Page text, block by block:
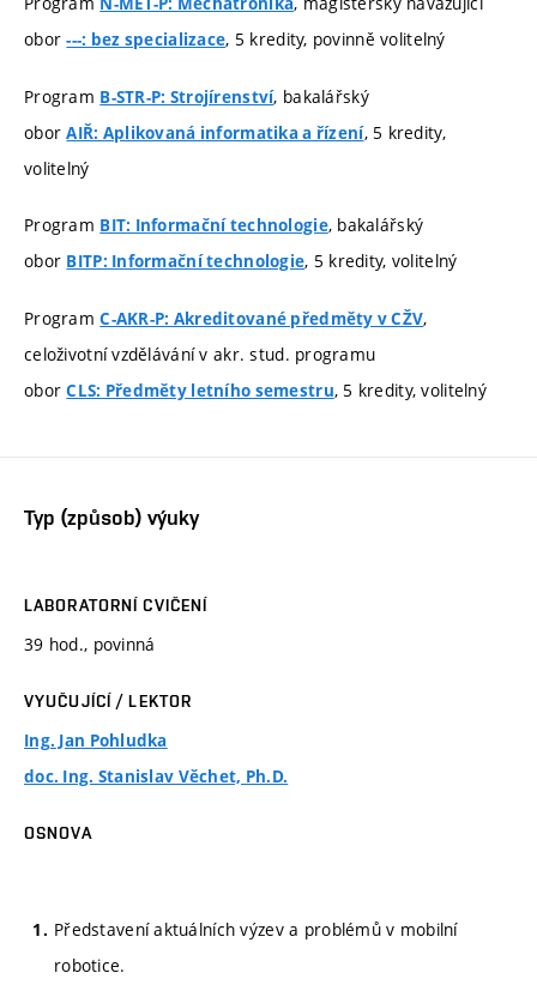
obor---: bez specializace, 5 kredity, povinně volitelný
Program B-STR-P: Strojírenství, bakalářský
oborAIŘ: Aplikovaná informatika a řízení, 5 kredity,
volitelný
Program BIT: Informační technologie, bakalářský
obor BITP: Informační technologie, 5 kredity, volitelný
ProgramC-AKR-P: Akreditované předměty v CŽV,
celoživotní vzdělávání v akr. stud. programu
oborCLS: Předměty letního semestru, 5 kredity, volitelný
Typ (způsob) výuky
LABORATORNÍ CVIČENÍ
39 hod., povinná
VYUČUJÍCÍ / LEKTOR
Ing. Jan Pohludka
doc. Ing. Stanislav Věchet, Ph.D.
OSNOVA
Představení aktuálních výzev a problémů v mobilní
robotice.